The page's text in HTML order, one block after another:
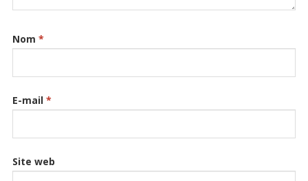
Nom *
E-mail *
Site web